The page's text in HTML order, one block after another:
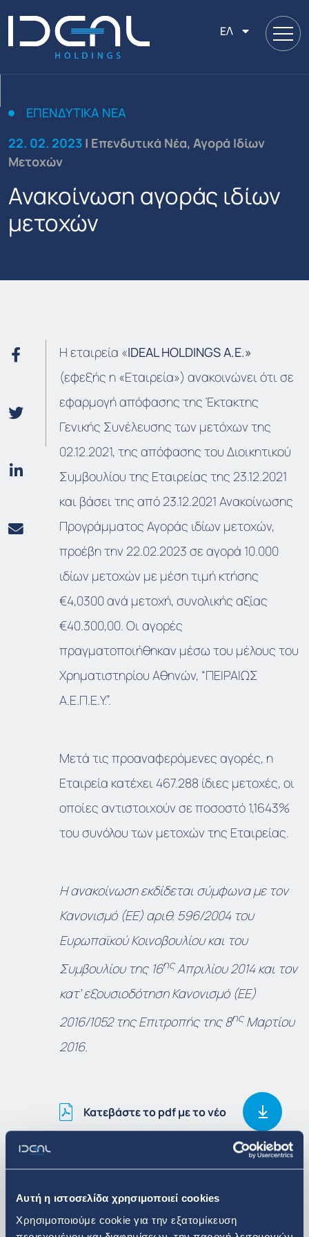
Αυτή η ιστοσελίδα χρησιμοποιεί cookies
Χρησιμοποιούμε cookie για την εξατομίκευση
ΕΛ
ΕΠΕΝΔΥΤΙΚΆ ΝΈΑ
22. 02. 2023 | Επενδυτικά Νέα, Αγορά Ιδίων
Μετοχών
Ανακοίνωση αγοράς ιδίων
μετοχών
Η εταιρεία «IDEAL HOLDINGS A.E.»
(εφεξής η «Εταιρεία») ανακοινώνει ότι σε
εφαρμογή απόφασης της Έκτακτης
Γενικής Συνέλευσης των μετόχων της
02.12.2021, της απόφασης του Διοικητικού
Συμβουλίου της Εταιρείας της 23.12.2021
και βάσει της από 23.12.2021 Ανακοίνωσης
Προγράμματος Αγοράς ιδίων μετοχών,
προέβη την 22.02.2023 σε αγορά 10.000
ιδίων μετοχών με μέση τιμή κτήσης
€4,0300 ανά μετοχή, συνολικής αξίας
€40.300,00. Οι αγορές
πραγματοποιήθηκαν μέσω του μέλους του
Χρηματιστηρίου Αθηνών, “ΠΕΙΡΑΙΩΣ
Α.Ε.Π.Ε.Υ.”.
Μετά τις προαναφερόμενες αγορές, η
Εταιρεία κατέχει 467.288 ίδιες μετοχές, οι
οποίες αντιστοιχούν σε ποσοστό 1,1643%
του συνόλου των μετοχών της Εταιρείας.
Η ανακοίνωση εκδίδεται σύμφωνα με τον
Κανονισμό (ΕΕ) αριθ. 596/2004 του
Ευρωπαϊκού Κοινοβουλίου και του
Συμβουλίου της 16ηςΑπριλίου 2014 και τον
κατ’ εξουσιοδότηση Κανονισμό (ΕΕ)
2016/1052 της Επιτροπής της 8ηςΜαρτίου
2016.
Κατεβάστε το pdf με το νέο
Δείτε περισσότερα
Επενδυτικά Νέα